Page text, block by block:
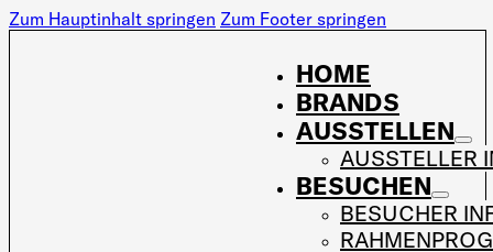
Zum Hauptinhalt springen Zum Footer springen
HOME
BRANDS
AUSSTELLEN
AUSSTELLER
BESUCHEN
BESUCHER